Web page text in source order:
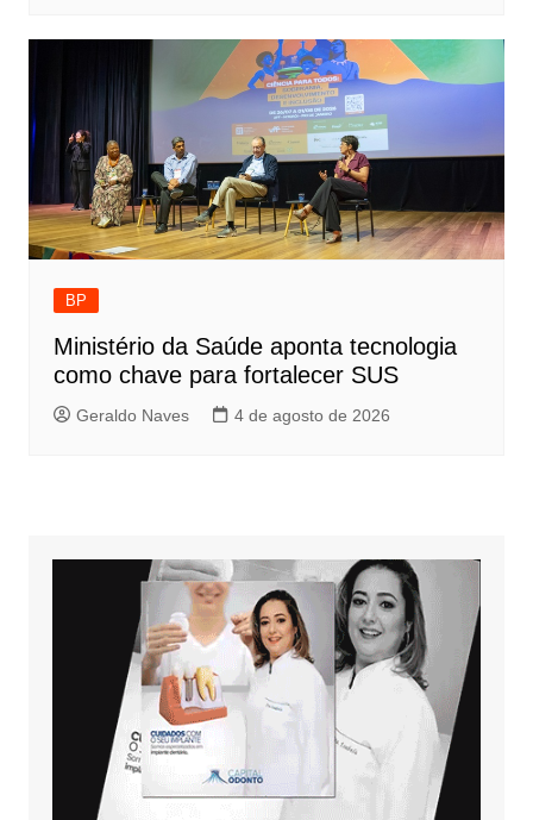
BP
Ministério da Saúde aponta tecnologia
como chave para fortalecer SUS
Geraldo Naves 4 de agosto de 2026